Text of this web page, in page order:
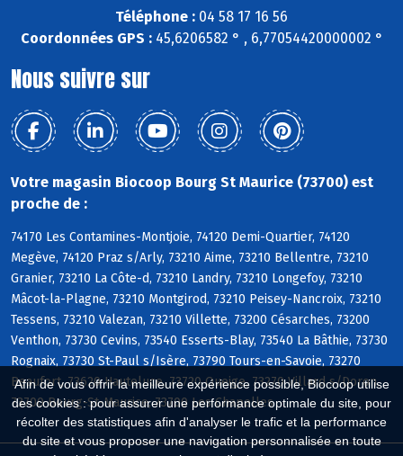
Afin de vous offrir la meilleure expérience possible, Biocoop utilise
des cookies : pour assurer une performance optimale du site, pour
récolter des statistiques afin d'analyser le trafic et la performance
du site et vous proposer une navigation personnalisée en toute
Téléphone : 04 58 17 16 56
Coordonnées GPS :45,6206582 ° , 6,77054420000002 °
Nous suivre sur
Votre magasin Biocoop Bourg St Maurice (73700) est
proche de :
74170 Les Contamines-Montjoie, 74120 Demi-Quartier, 74120
Megève, 74120 Praz s/Arly, 73210 Aime, 73210 Bellentre, 73210
Granier, 73210 La Côte-d, 73210 Landry, 73210 Longefoy, 73210
Mâcot-la-Plagne, 73210 Montgirod, 73210 Peisey-Nancroix, 73210
Tessens, 73210 Valezan, 73210 Villette, 73200 Césarches, 73200
Venthon, 73730 Cevins, 73540 Esserts-Blay, 73540 La Bâthie, 73730
Rognaix, 73730 St-Paul s/Isère, 73790 Tours-en-Savoie, 73270
Beaufort, 73620 Hauteluce, 73720 Queige, 73270 Villard s/Doron,
73700 Bourg-St-Maurice, 73700 Les Chapelles